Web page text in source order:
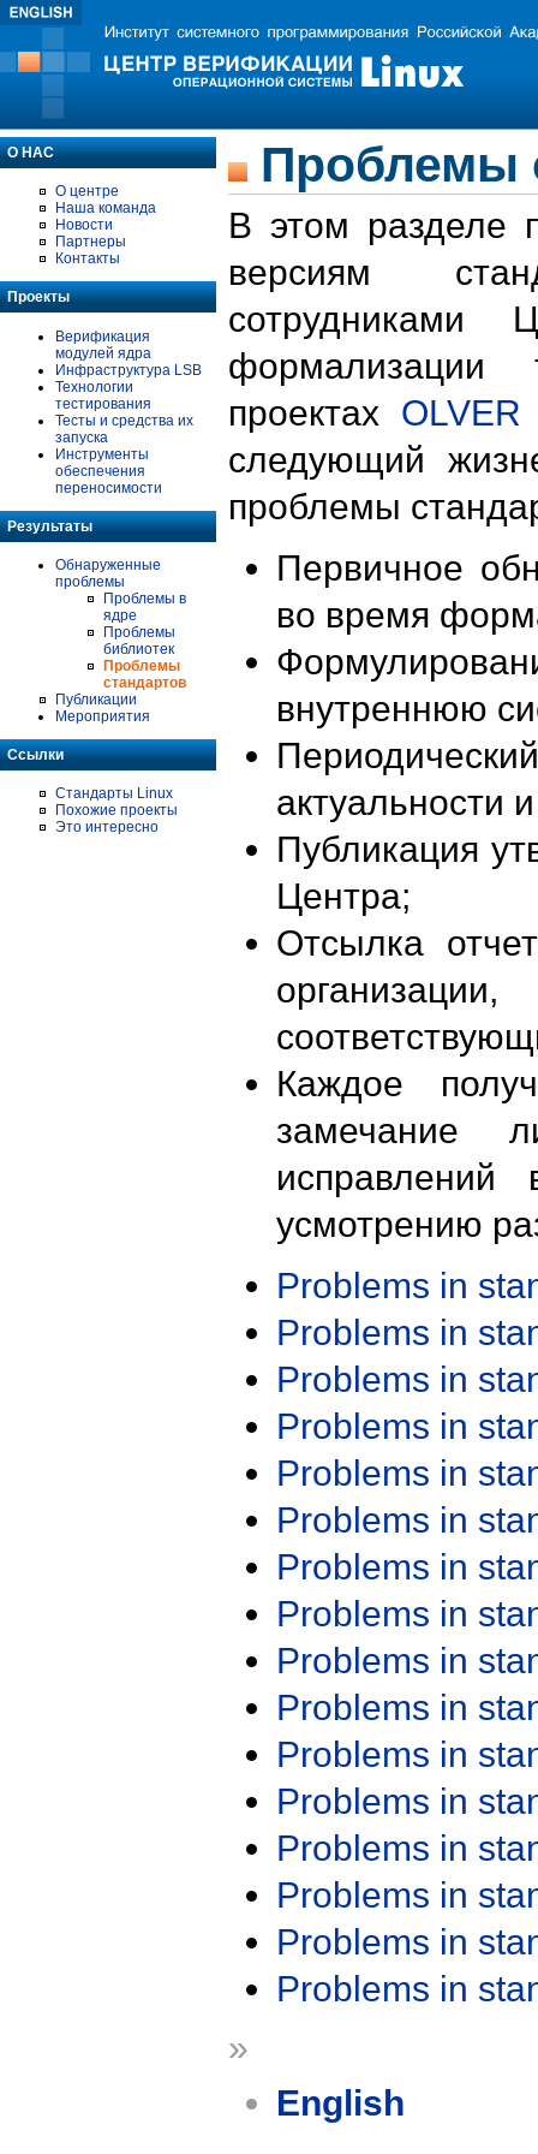
О НАС
О центре
Наша команда
Новости
Партнеры
Контакты
Проекты
Верификация
модулей ядра
Инфраструктура LSB
Технологии
тестирования
Тесты и средства их
запуска
Инструменты
обеспечения
переносимости
Результаты
Обнаруженные
проблемы
Проблемы в
ядре
Проблемы
библиотек
Проблемы
стандартов
Публикации
Мероприятия
Ссылки
Стандарты Linux
Похожие проекты
Это интересно
Проблемы
В этом разделе
версиям
формализации
проектах OLVER
следующий
проблемы
Первичное
во время
внутреннюю
актуальности
Публикация
Центра;
Отсылка
Каждое
замечание
исправлений
усмотрению
Problems in
Problems in
Problems in
Problems in
Problems in
Problems in
Problems in
Problems in
Problems in
Problems in
Problems in
Problems in
Problems in
Problems in
Problems in
Problems in
»
English